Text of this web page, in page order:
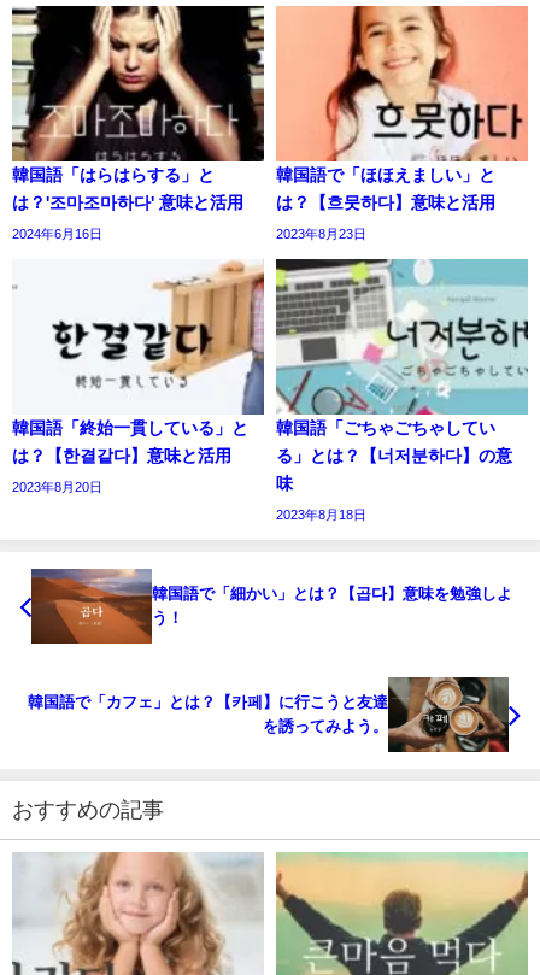
韓国語「はらはらする」と
は？'조마조마하다' 意味と活用
2024年6月16日
韓国語で「ほほえましい」と
は？【흐뭇하다】意味と活用
2023年8月23日
韓国語「終始一貫している」と
は？【한결같다】意味と活用
2023年8月20日
韓国語「ごちゃごちゃしてい
る」とは？【너저분하다】の意
味
2023年8月18日
韓国語で「細かい」とは？【곱다】意味を勉強しよ
う！
韓国語で「カフェ」とは？【카페】に行こうと友達
を誘ってみよう。
おすすめの記事